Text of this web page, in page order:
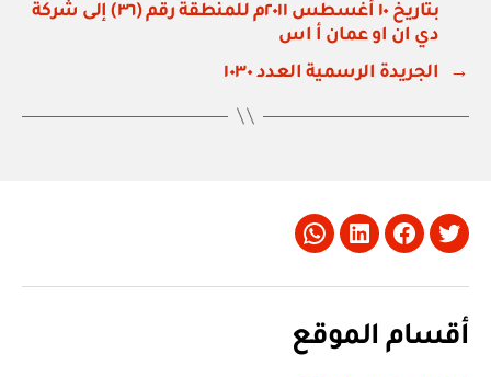
بتاريخ ١٠ أغسطس ٢٠١١م للمنطقة رقم (٣٦) إلى شركة
دي ان او عمان أ اس
→
الجريدة الرسمية العدد ١٠٣٠
Twitter
Facebook
LinkedIn
Whatsapp
أقسام الموقع